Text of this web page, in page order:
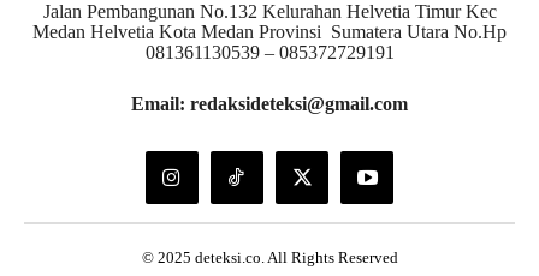
Jalan Pembangunan No.132 Kelurahan Helvetia Timur Kec
Medan Helvetia Kota Medan Provinsi Sumatera Utara No.Hp
081361130539 – 085372729191
Email: redaksideteksi@gmail.com
© 2025 deteksi.co. All Rights Reserved